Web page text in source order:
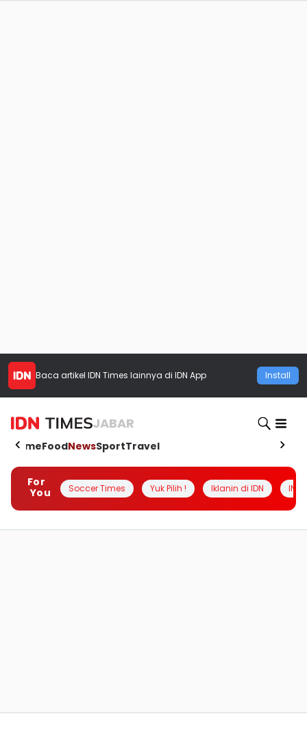
Baca artikel IDN Times lainnya di IDN App Install
JABAR
HomeFoodNewsSportTravel
For
You
Soccer Times Yuk Pilih ! Iklanin di IDN